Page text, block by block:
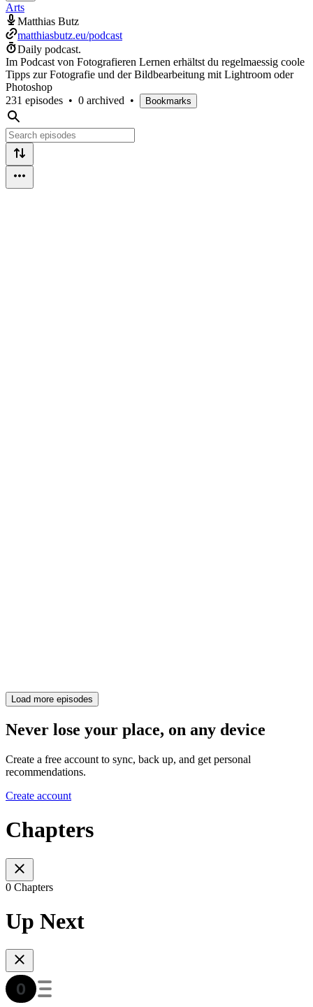
Arts
Matthias Butz
matthiasbutz.eu/podcast
Daily podcast.
Im Podcast von Fotografieren Lernen erhältst du regelmaessig coole
Tipps zur Fotografie und der Bildbearbeitung mit Lightroom oder
Photoshop
231 episodes • 0 archived • Bookmarks
Load more episodes
Never lose your place, on any device
Create a free account to sync, back up, and get personal
recommendations.
Create account
Chapters
0 Chapters
Up Next